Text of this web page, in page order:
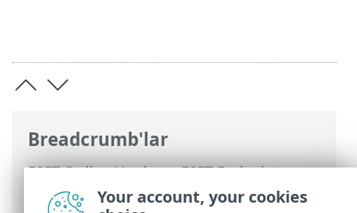
Breadcrumb'lar
ESET Online Yardım>ESET Endpoint
Security
>Gelişmiş ayarlar>Korumalar>
Your account, your cookies